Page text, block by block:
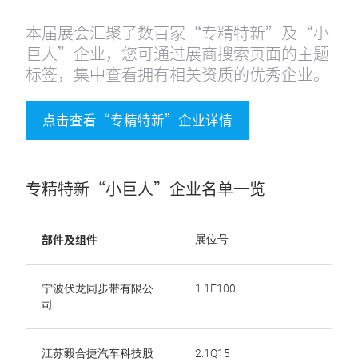
本届展会汇聚了数百家“专精特新”及“小
巨人”企业，您可通过展商搜索页面的主题
标签，集中查看拥有相关资质的优秀企业。
点击查看“专精特新”企业详情
专精特新“小巨人”企业名单一览
部件及组件 展位号
宁波伏龙同步带有限公
司
1.1F100
江苏毅合捷汽车科技股
2.1Q15